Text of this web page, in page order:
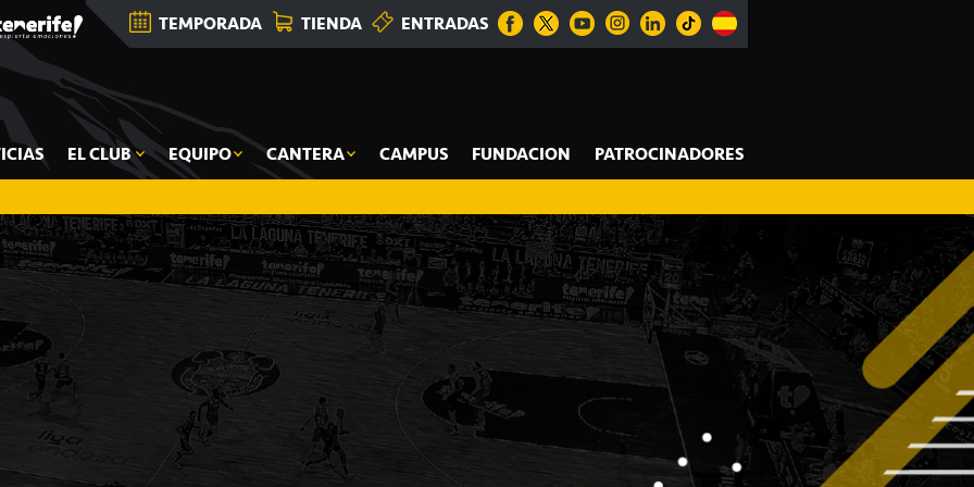
TEMPORADA TIENDA ENTRADAS
EL CLUB EQUIPO CANTERA CAMPUS FUNDACION PATROCINADORES